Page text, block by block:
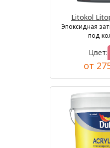
Litokol
Эпоксидная
под
Цвет:
от